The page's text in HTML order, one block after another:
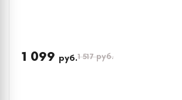
1 099 руб.1 517руб.